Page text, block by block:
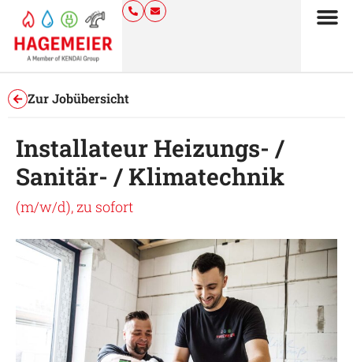
Zur Jobübersicht
Installateur Heizungs- /
Sanitär- / Klimatechnik
(m/w/d), zu sofort